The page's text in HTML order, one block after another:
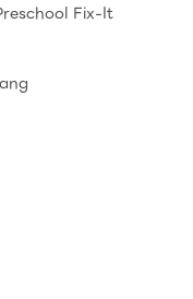
Fix-It